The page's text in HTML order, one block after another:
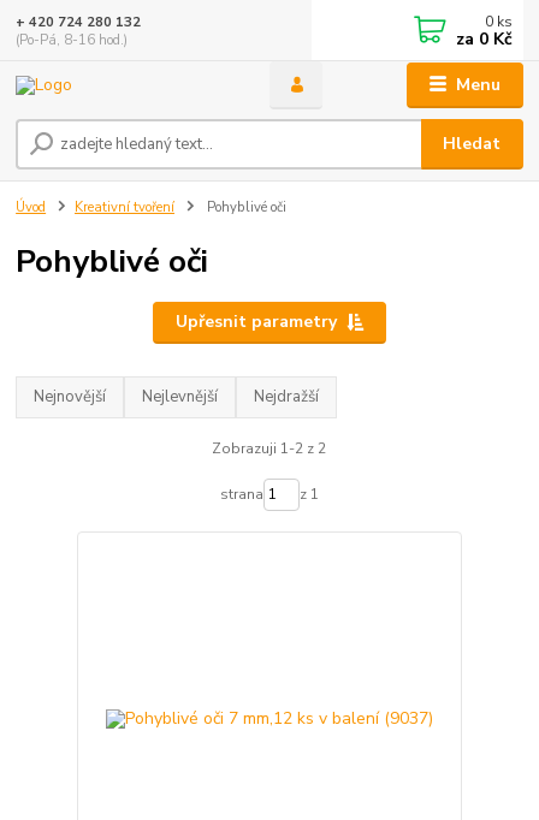
Menu
Hledat
+ 420 724 280 132
(Po-Pá, 8-16 hod.)
0 ks
za 0 Kč
Úvod Kreativní tvoření Pohyblivé oči
Pohyblivé oči
Upřesnit parametry
Nejnovější Nejlevnější Nejdražší
Zobrazuji 1-2 z 2
strana z 1